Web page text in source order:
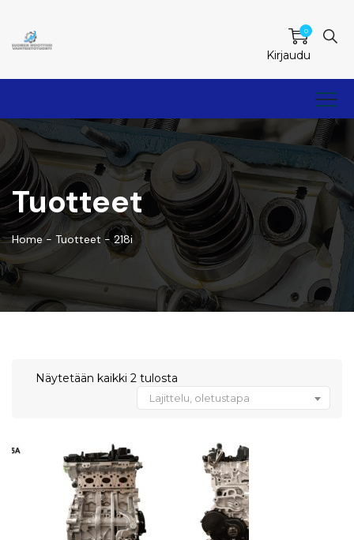
0
Kirjaudu
Tuotteet
Home- Tuotteet -218i
Näytetään kaikki 2 tulosta
Lajittelu, oletustapa